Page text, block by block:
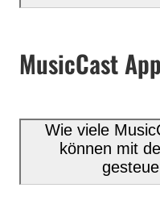
MusicCast
Wie viele
können mit